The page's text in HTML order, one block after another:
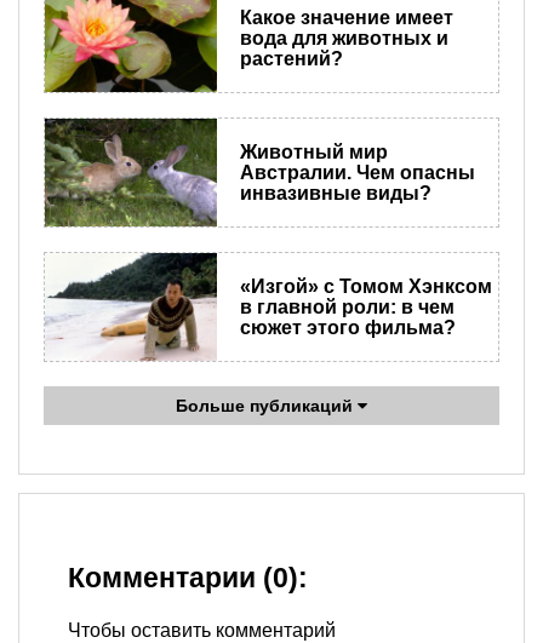
Какое значение имеет
вода для животных и
растений?
Животный мир
Австралии. Чем опасны
инвазивные виды?
«Изгой» с Томом Хэнксом
в главной роли: в чем
сюжет этого фильма?
Больше публикаций
Комментарии (0):
Чтобы оставить комментарий